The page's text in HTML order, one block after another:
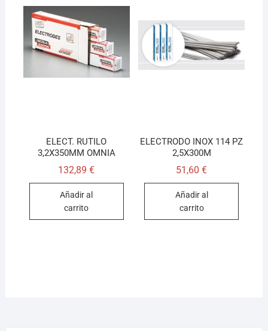
ELECT. RUTILO
3,2X350MM OMNIA
132,89€
Añadir al
carrito
ELECTRODO INOX 114 PZ
2,5X300M
51,60€
Añadir al
carrito